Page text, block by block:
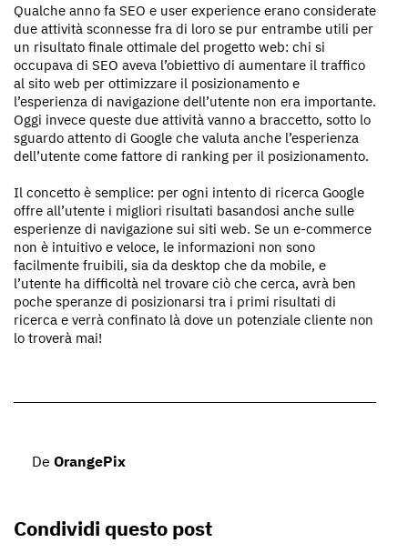
Qualche anno fa SEO e user experience erano considerate
due attività sconnesse fra di loro se pur entrambe utili per
un risultato finale ottimale del progetto web: chi si
occupava di SEO aveva l’obiettivo di aumentare il traffico
al sito web per ottimizzare il posizionamento e
l’esperienza di navigazione dell’utente non era importante.
Oggi invece queste due attività vanno a braccetto, sotto lo
sguardo attento di Google che valuta anche l’esperienza
dell’utente come fattore di ranking per il posizionamento.
Il concetto è semplice: per ogni intento di ricerca Google
offre all’utente i migliori risultati basandosi anche sulle
esperienze di navigazione sui siti web. Se un e-commerce
non è intuitivo e veloce, le informazioni non sono
facilmente fruibili, sia da desktop che da mobile, e
l’utente ha difficoltà nel trovare ciò che cerca, avrà ben
poche speranze di posizionarsi tra i primi risultati di
ricerca e verrà confinato là dove un potenziale cliente non
lo troverà mai!
De OrangePix
Condividi questo post